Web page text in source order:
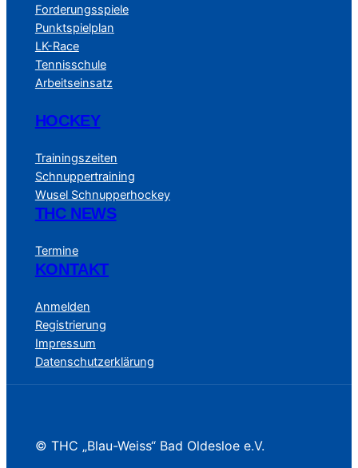
Forderungsspiele
Punktspielplan
LK-Race
Tennisschule
Arbeitseinsatz
HOCKEY
Trainingszeiten
Schnuppertraining
Wusel Schnupperhockey
THC NEWS
Termine
KONTAKT
Anmelden
Registrierung
Impressum
Datenschutzerklärung
© THC „Blau-Weiss“ Bad Oldesloe e.V.